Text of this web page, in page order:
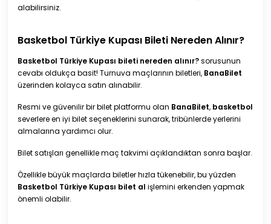
alabilirsiniz.
Basketbol Türkiye Kupası Bileti Nereden Alınır?
Basketbol Türkiye Kupası bileti nereden alınır?sorusunun
cevabı oldukça basit! Turnuva maçlarının biletleri, BanaBilet
üzerinden kolayca satın alınabilir.
Resmi ve güvenilir bir bilet platformu olan BanaBilet, basketbol
severlere en iyi bilet seçeneklerini sunarak, tribünlerde yerlerini
almalarına yardımcı olur.
Bilet satışları genellikle maç takvimi açıklandıktan sonra başlar.
Özellikle büyük maçlarda biletler hızla tükenebilir, bu yüzden
Basketbol Türkiye Kupası bilet al işlemini erkenden yapmak
önemli olabilir.